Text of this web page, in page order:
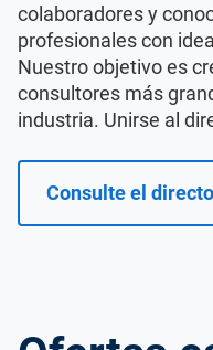
colaboradores y
profesionales con
Nuestro objetivo es
consultores más
industria. Unirse al
Consulte el